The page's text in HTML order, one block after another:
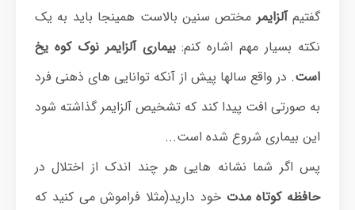
گفتیمآلزایمر مختص سنین بالاست همینجا باید به یک
نکته بسیار مهم اشاره کنم:بیماری آلزایمر نوک کوه یخ
است. در واقع سالها پیش از آنکه توانایی های ذهنی فرد
به صورتی افت پیدا کند که تشخیص آلزایمر گذاشته شود
این بیماری شروع شده است...
پس اگر شما نشانه هایی هر چند اندک از اختلال در
حافظه کوتاه مدت خود دارید(مثلا فراموش می کنید که